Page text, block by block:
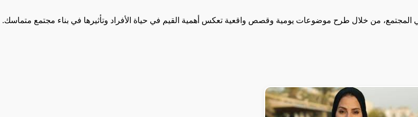
المجتمع، من خلال طرح موضوعات يومية وقصص واقعية تعكس أهمية القيم في حياة الأفراد وتأثيرها في بناء مجتمع متماسك.